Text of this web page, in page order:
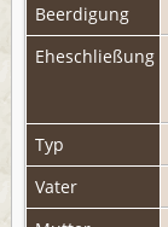
Beerdigung
Eheschließung
Typ
Vater